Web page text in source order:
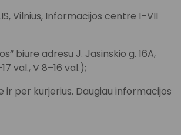
Vilnius, Informacijos centre I–VII
biure adresu J. Jasinskio g. 16A,
val., V 8–16 val.);
ir per kurjerius. Daugiau informacijos